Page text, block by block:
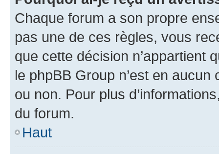
Chaque forum a son propre
pas une de ces règles, vous
que cette décision n’appartient
le phpBB Group n’est en
ou non. Pour plus
du forum.
Haut